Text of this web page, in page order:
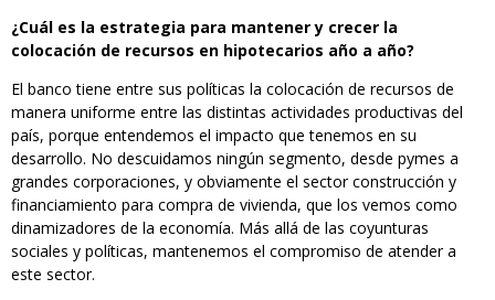
¿Cuál es la estrategia para mantener y crecer la
colocación de recursos en hipotecarios año a año?
El banco tiene entre sus políticas la colocación de recursos de
manera uniforme entre las distintas actividades productivas del
país, porque entendemos el impacto que tenemos en su
desarrollo. No descuidamos ningún segmento, desde pymes a
grandes corporaciones, y obviamente el sector construcción y
financiamiento para compra de vivienda, que los vemos como
dinamizadores de la economía. Más allá de las coyunturas
sociales y políticas, mantenemos el compromiso de atender a
este sector.